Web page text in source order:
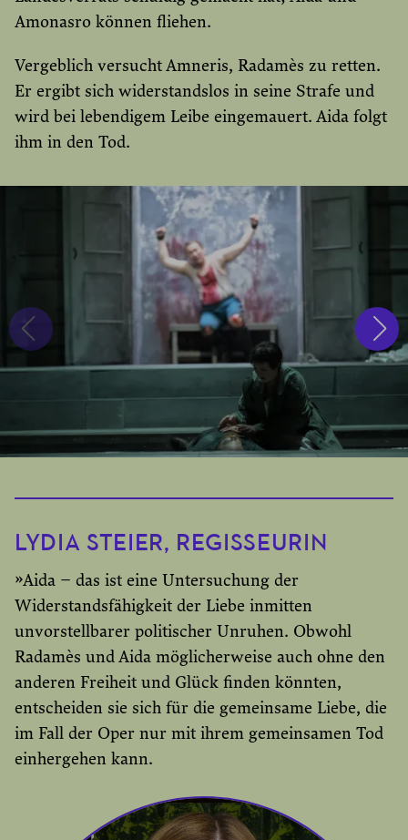
Amonasro können fliehen.
Vergeblich versucht Amneris, Radamès zu retten.
Er ergibt sich widerstandslos in seine Strafe und
wird bei lebendigem Leibe eingemauert. Aida folgt
ihm in den Tod.
LYDIA STEIER, REGISSEURIN
»Aida – das ist eine Untersuchung der
Widerstandsfähigkeit der Liebe inmitten
unvorstellbarer politischer Unruhen. Obwohl
Radamès und Aida möglicherweise auch ohne den
anderen Freiheit und Glück finden könnten,
entscheiden sie sich für die gemeinsame Liebe, die
im Fall der Oper nur mit ihrem gemeinsamen Tod
einhergehen kann.